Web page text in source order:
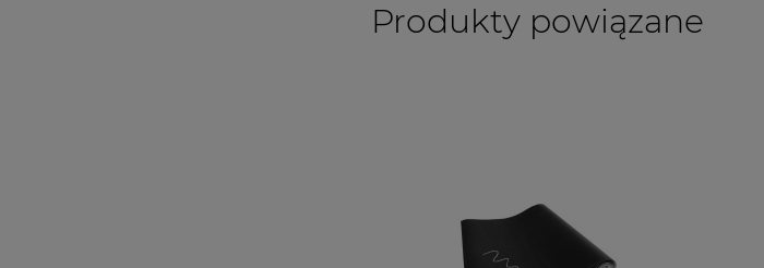
Produkty powiązane